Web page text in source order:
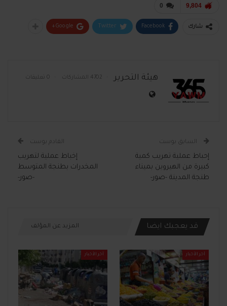
0 9,804
شارك Facebook
Twitter
Google+
هيئة التحرير 4702 المشاركات 0 تعليقات
السابق بوست
إحباط عملية تهريب كمية
كبيرة من الهيروين بميناء
طنجة المدينة -صور-
القادم بوست
إخباط عملية لتهريب
المخدرات بطنجة المتوسط
-صور-
قد يعجبك ايضا المزيد عن المؤلف
آخر الأخبار آخر الأخبار